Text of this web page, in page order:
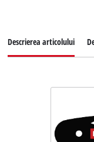
Descrierea articolului